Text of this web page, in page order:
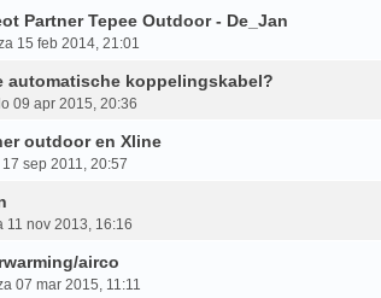
Partner Tepee Outdoor - De_Jan
15 feb 2014, 21:01
automatische koppelingskabel?
09 apr 2015, 20:36
outdoor en Xline
sep 2011, 20:57
11 nov 2013, 16:16
airco
07 mar 2015, 11:11